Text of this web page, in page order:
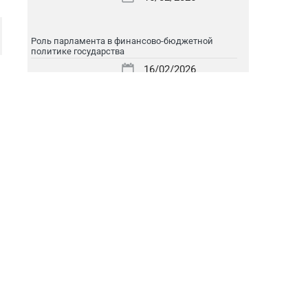
Роль парламента в финансово-бюджетной
политике государства
16/02/2026